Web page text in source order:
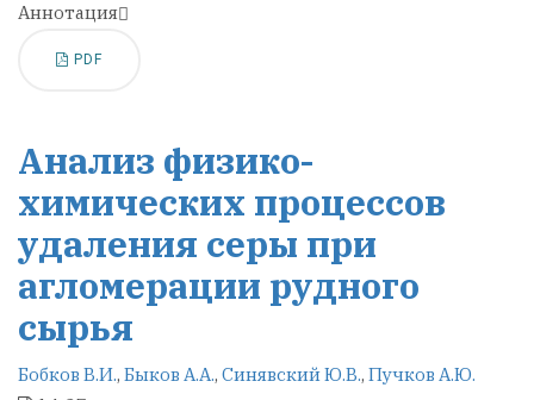
Аннотация
PDF
Анализ физико-
химических процессов
удаления серы при
агломерации рудного
сырья
Бобков В.И., Быков А.А., Синявский Ю.В., Пучков А.Ю.